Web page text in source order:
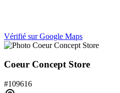
Vérifié sur Google Maps
Coeur Concept Store
#109616